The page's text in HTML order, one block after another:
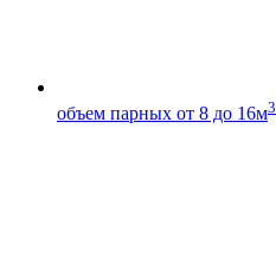
объем парных от 8 до 16м3